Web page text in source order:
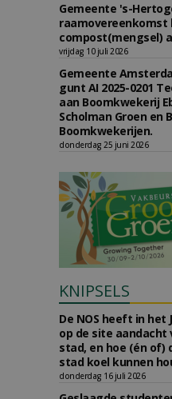
Gemeente 's-
raamovereenkomst
compost(mengsel)
vrijdag 10 juli 2026
Gemeente
gunt AI 2025-0201
aan Boomkwekerij
Scholman Groen en
Boomkwekerijen.
donderdag 25 juni 2026
KNIPSELS
De NOS heeft in het
op de site aandacht
stad, en hoe (én of)
stad koel kunnen
donderdag 16 juli 2026